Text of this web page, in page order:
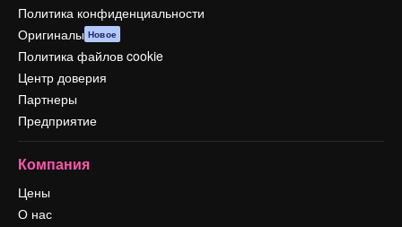
Политика конфиденциальности
Оригиналы Новое
Политика файлов cookie
Центр доверия
Партнеры
Предприятие
Компания
Цены
О нас